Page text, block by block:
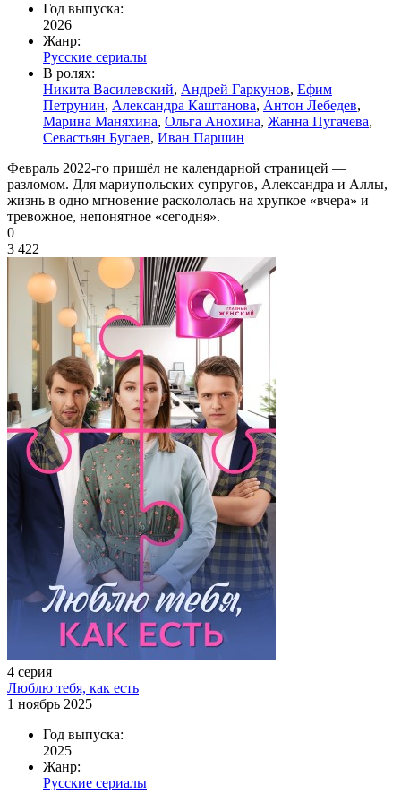
Год выпуска:
2026
Жанр:
Русские сериалы
В ролях:
Никита Василевский, Андрей Гаркунов, Ефим
Петрунин, Александра Каштанова, Антон Лебедев,
Марина Маняхина, Ольга Анохина, Жанна Пугачева,
Севастьян Бугаев, Иван Паршин
Февраль 2022-го пришёл не календарной страницей —
разломом. Для мариупольских супругов, Александра и Аллы,
жизнь в одно мгновение раскололась на хрупкое «вчера» и
тревожное, непонятное «сегодня».
0
3 422
4 серия
Люблю тебя, как есть
1 ноябрь 2025
Год выпуска:
2025
Жанр:
Русские сериалы